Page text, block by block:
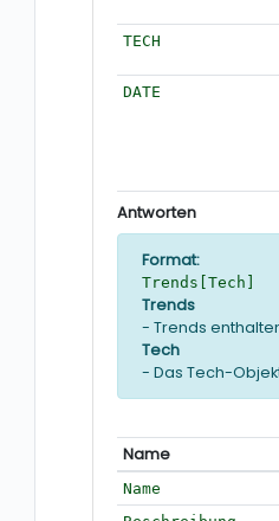
TECH
DATE
Antworten
Format:
Trends[Tech]
Trends
- Trends
Tech
- Das Tech-
Name
Name